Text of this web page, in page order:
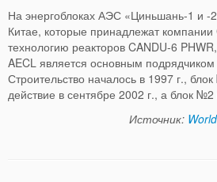
На энергоблоках АЭС «Циньшань-1 и -
Китае, которые принадлежат компании
технологию реакторов CANDU-6
AECL является основным
Строительство началось в 1997 г.,
действие в сентябре 2002 г., а блок
Источник: